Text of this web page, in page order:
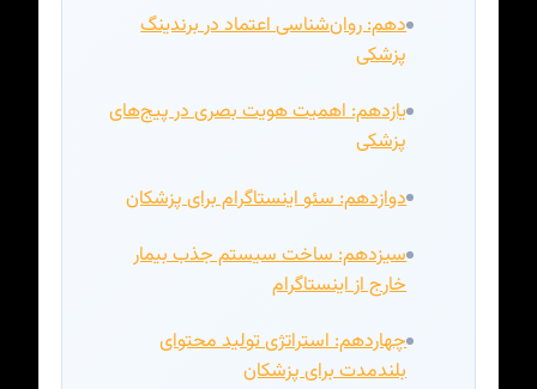
دهم: روان‌شناسی اعتماد در برندینگ
پزشکی
یازدهم: اهمیت هویت بصری در پیج‌های
پزشکی
دوازدهم: سئو اینستاگرام برای پزشکان
سیزدهم: ساخت سیستم جذب بیمار
خارج از اینستاگرام
چهاردهم: استراتژی تولید محتوای
بلندمدت برای پزشکان